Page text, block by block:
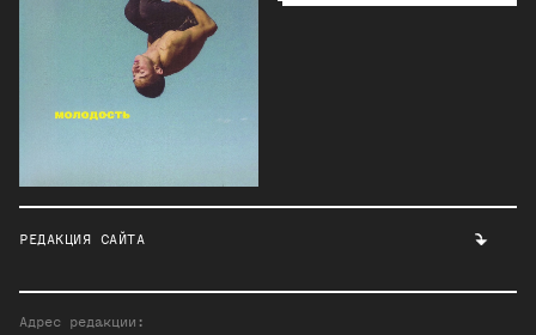
РЕДАКЦИЯ САЙТА
Адрес редакции: